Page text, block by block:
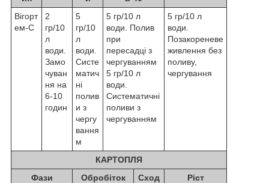
Вігорт
ем-С
2
гр/10
л
води.
Замо
чуван
ня на
6-10
годин
5
гр/10
л
води.
Систе
матич
ні
полив
и з
чергу
вання
м
5 гр/10 л
води. Полив
при
пересадці з
чергуванням
5 гр/10 л
води.
Систематичні
поливи з
чергуванням
5 гр/10 л
води.
Позакореневе
живлення без
поливу,
чергування
КАРТОПЛЯ
Фази
Обробіток
Сход
Ріст